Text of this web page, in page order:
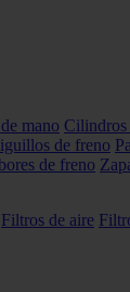
mano Cilindros
de freno
de freno
Filtros de aire